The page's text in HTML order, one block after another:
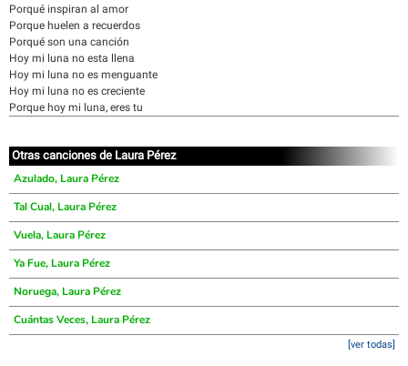
Porqué inspiran al amor
Porque huelen a recuerdos
Porqué son una canción
Hoy mi luna no esta llena
Hoy mi luna no es menguante
Hoy mi luna no es creciente
Porque hoy mi luna, eres tu
Otras canciones de Laura Pérez
Azulado, Laura Pérez
Tal Cual, Laura Pérez
Vuela, Laura Pérez
Ya Fue, Laura Pérez
Noruega, Laura Pérez
Cuántas Veces, Laura Pérez
[ver todas]